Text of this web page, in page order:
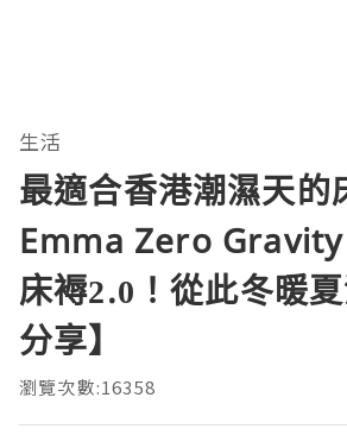
生活
最適合香港潮濕天
Emma Zero
床褥2.0！從此冬暖
分享】
瀏覽次數:16358